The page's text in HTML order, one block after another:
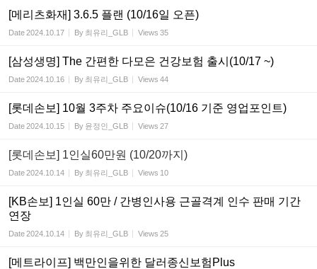
[메리츠화재] 3.6.5 플랜 (10/16일 오픈)
Date2024.10.17 By 최유리_GLB Views 35
[삼성생명] The 간편한 다모은 건강보험 출시(10/17 ~)
Date2024.10.16 By 최유리_GLB Views 44
[롯데손보] 10월 3주차 주요이슈(10/16 기준 영업포인트)
Date2024.10.15 By 윤정인_GLB Views 27
[롯데손보] 1인실60만원 (10/20까지)
Date2024.10.14 By 최유리_GLB Views 10
[KB손보] 1인실 60만 / 간병인사용 근골격계 인수 판매 기간
연장
Date2024.10.14 By 최유리_GLB Views 25
[메트라이프] 백만인을위한 달러종신보험Plus